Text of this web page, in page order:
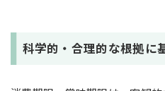
科学的・合理的な根拠に